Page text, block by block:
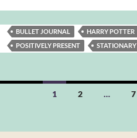
BULLET JOURNAL HARRY POTTER
POSITIVELY PRESENT
STATIONARY
Berichten
1 2 … 7